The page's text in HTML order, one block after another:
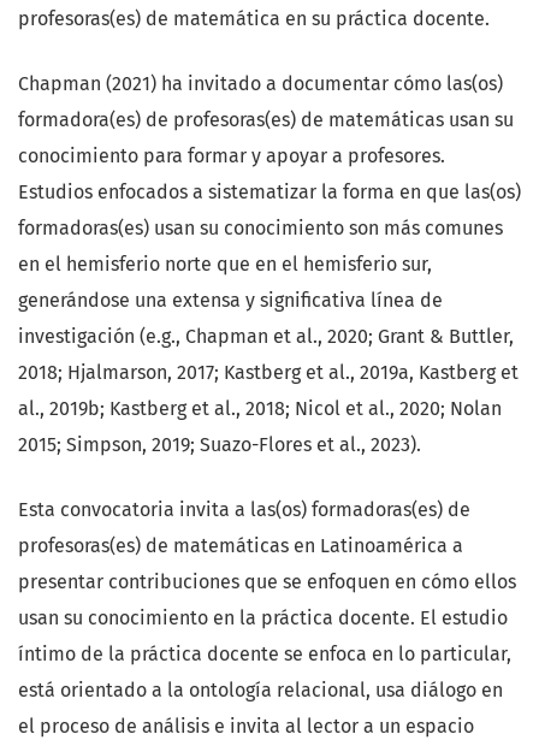
profesoras(es) de matemática en su práctica docente.
Chapman (2021) ha invitado a documentar cómo las(os)
formadora(es) de profesoras(es) de matemáticas usan su
conocimiento para formar y apoyar a profesores.
Estudios enfocados a sistematizar la forma en que las(os)
formadoras(es) usan su conocimiento son más comunes
en el hemisferio norte que en el hemisferio sur,
generándose una extensa y significativa línea de
investigación (e.g., Chapman et al., 2020; Grant & Buttler,
2018; Hjalmarson, 2017; Kastberg et al., 2019a, Kastberg et
al., 2019b; Kastberg et al., 2018; Nicol et al., 2020; Nolan
2015; Simpson, 2019; Suazo-Flores et al., 2023).
Esta convocatoria invita a las(os) formadoras(es) de
profesoras(es) de matemáticas en Latinoamérica a
presentar contribuciones que se enfoquen en cómo ellos
usan su conocimiento en la práctica docente. El estudio
íntimo de la práctica docente se enfoca en lo particular,
está orientado a la ontología relacional, usa diálogo en
el proceso de análisis e invita al lector a un espacio